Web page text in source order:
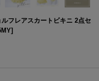
フレアスカートビキニ 2点セ
]